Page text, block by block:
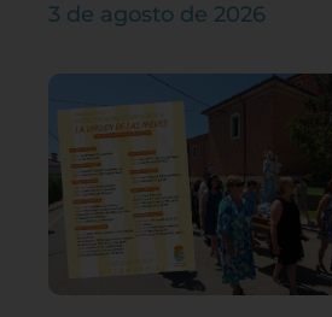
3 de agosto de 2026